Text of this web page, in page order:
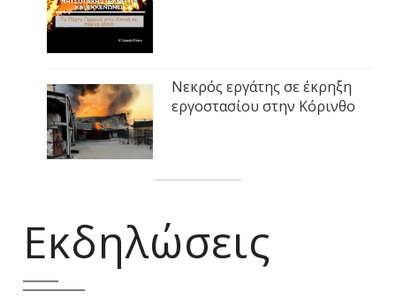
Νεκρός εργάτης σε έκρηξη
εργοστασίου στην Κόρινθο
Εκδηλώσεις